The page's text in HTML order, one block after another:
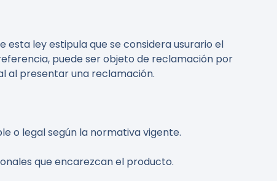
esta ley estipula que se considera usurario el
puede ser objeto de reclamación por
al presentar una reclamación.
o legal según la normativa vigente.
que encarezcan el producto.